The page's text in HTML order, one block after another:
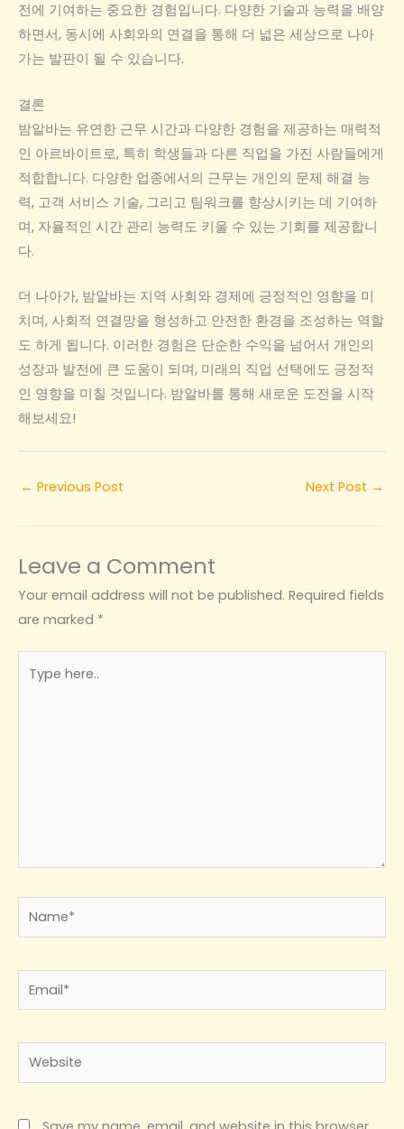
전에 기여하는 중요한 경험입니다. 다양한 기술과 능력을 배양
하면서, 동시에 사회와의 연결을 통해 더 넓은 세상으로 나아
가는 발판이 될 수 있습니다.
결론
밤알바는 유연한 근무 시간과 다양한 경험을 제공하는 매력적
인 아르바이트로, 특히 학생들과 다른 직업을 가진 사람들에게
적합합니다. 다양한 업종에서의 근무는 개인의 문제 해결 능
력, 고객 서비스 기술, 그리고 팀워크를 향상시키는 데 기여하
며, 자율적인 시간 관리 능력도 키울 수 있는 기회를 제공합니
다.
더 나아가, 밤알바는 지역 사회와 경제에 긍정적인 영향을 미
치며, 사회적 연결망을 형성하고 안전한 환경을 조성하는 역할
도 하게 됩니다. 이러한 경험은 단순한 수익을 넘어서 개인의
성장과 발전에 큰 도움이 되며, 미래의 직업 선택에도 긍정적
인 영향을 미칠 것입니다. 밤알바를 통해 새로운 도전을 시작
해보세요!
← Previous Post Next Post →
Leave a Comment
Your email address will not be published. Required fields
are marked *
here..
Name*
Website